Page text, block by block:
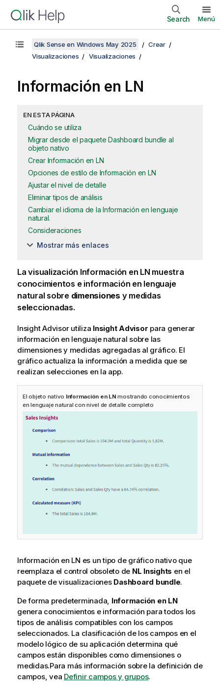
Search Menú
Qlik Sense en Windows May 2025
Crear
Visualizaciones
Visualizaciones
Información en LN
EN ESTA PÁGINA
Cuándo se utiliza
Migrar desde el paquete Dashboard bundle al
objeto nativo
Crear Información en LN
Opciones de estilo de Información en LN
Ajustar el nivel de detalle
Eliminar tipos de análisis
Cambiar el idioma de la Información en lenguaje
natural.
Consideraciones
Mostrar más enlaces
La visualización Información en LN muestra
conocimientos e información en lenguaje
natural sobre dimensiones y medidas
seleccionadas.
Insight Advisorutiliza Insight Advisor para generar
información en lenguaje natural sobre las
dimensiones y medidas agregadas al gráfico. El
gráfico actualiza la información a medida que se
realizan selecciones en la app.
El objeto nativo Información en LN mostrando conocimientos
en lenguaje natural con nivel de detalle completo
Información en LN es un tipo de gráfico nativo que
reemplaza el control obsoleto de NL Insights en el
paquete de visualizaciones Dashboard bundle.
De forma predeterminada, Información en LN
genera conocimientos e información para todos los
tipos de análisis compatibles con los campos
seleccionados. La clasificación de los campos en el
modelo lógico de su aplicación determina qué
campos están disponibles como dimensiones o
medidas.Para más información sobre la definición de
campos, vea Definir campos y grupos.